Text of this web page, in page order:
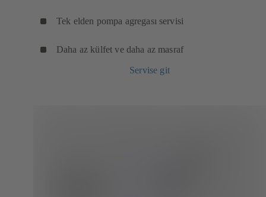
Tek elden pompa agregası servisi
Daha az külfet ve daha az masraf
Servise git